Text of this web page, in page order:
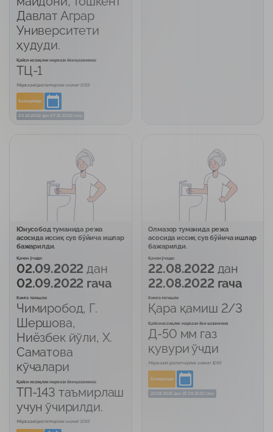
Давлат Аграр
Университети
ҳудуди.
Қайси иссиқлик маркази ёки қозонхона:
ТЦ-1
Марказий диспетчерлик хизмат 1055
Бажарилди
03.10.2022дан 07.10.2022 гача
Юнусобод туманида режа
асосида иссиқ сув бўйича ишлар
бажарилди.
Қачон ўчади:
02.09.2022 дан
02.09.2022 гача
Кимга тегишли:
Чимиробод, Г.
Шершова,
Ниёзбек йўли, Х.
Саматова
кўчалари
Қайси иссиқлик маркази ёки қозонхона:
ТП-143 таъмирлаш
учун ўчирилди.
Марказий диспетчерлик хизмат 1055
Олмазор туманида режа
асосида иссиқ сув бўйича ишлар
бажарилди.
Қачон ўчади:
22.08.2022 дан
22.08.2022 гача
Кимга тегишли:
Қара қамиш 2/3
Қайси иссиқлик маркази ёки қозонхона:
Д-50 мм газ
қувури ўчди
Марказий диспетчерлик хизмат 1055
Бажарилди
22.08.2022 дан 22.08.2022 гача